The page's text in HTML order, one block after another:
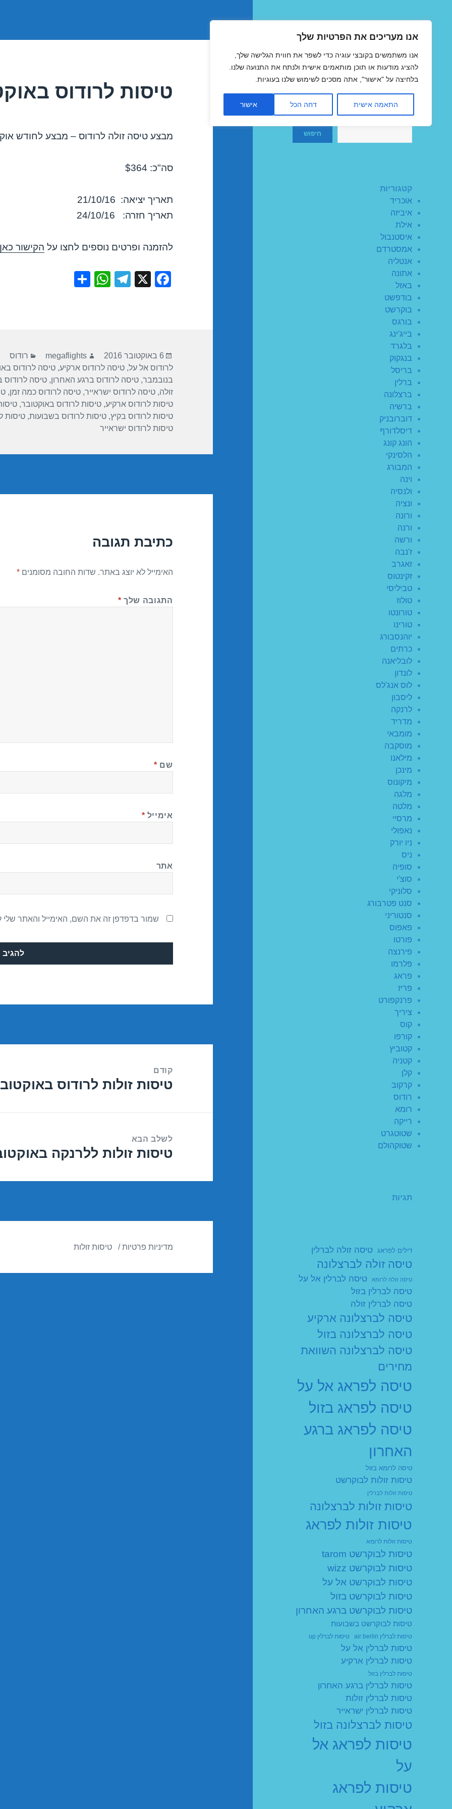
אנו מעריכים את הפרטיות שלך
אנו משתמשים בקובצי עוגיה כדי לשפר את חווית הגלישה שלך,
להציג מודעות או תוכן מותאמים אישית ולנתח את התנועה שלנו.
בלחיצה על "אישור", אתה מסכים לשימוש שלנו בעוגיות.
התאמה אישית דחה הכל אישור
MegaFlights טיסות מוזלות
חיפוש
חיפוש
קטגוריות
אוכריד
איביזה
אילת
איסטנבול
אמסטרדם
אנטליה
אתונה
באזל
בודפשט
בוקרשט
בורגס
בייג'ינג
בלגרד
בנגקוק
בריסל
ברלין
ברצלונה
ברשיה
דוברובניק
דיסלדורף
הונג קונג
הלסינקי
המבורג
וינה
ולנסיה
ונציה
ורונה
ורנה
ורשה
ז'נבה
זאגרב
זקינטוס
טביליסי
טולוז
טורונטו
טורינו
יוהנסבורג
כרתים
לובליאנה
לונדון
לוס אנג'לס
ליסבון
לרנקה
מדריד
מומבאי
מוסקבה
מילאנו
מינכן
מיקונוס
מלגה
מלטה
מרסיי
נאפולי
ניו יורק
ניס
סופיה
סוצ'י
סלוניקי
סנט פטרבורג
סנטוריני
פאפוס
פורטו
פירנצה
פלרמו
פראג
פריז
פרנקפורט
ציריך
קוס
קורפו
קטוביץ
קטניה
קלן
קרקוב
רודוס
רומא
רייקה
שטוטגרט
שטוקהולם
תגיות
דילים לפראג טיסה זולה לברלין
טיסה זולה לברצלונה
טיסה זולה לרומא
טיסה לברלין אל על
טיסה לברלין בזול
טיסה לברלין זולה
טיסה לברצלונה ארקיע
טיסה לברצלונה בזול
טיסה לברצלונה השוואת
מחירים
טיסה לפראג אל על
טיסה לפראג בזול
טיסה לפראג ברגע
האחרון
טיסה לרומא בזול
טיסות זולות לבוקרשט
טיסות זולות לברלין
טיסות זולות לברצלונה
טיסות זולות לפראג
טיסות זולות לרומא
טיסות לבוקרשט tarom
טיסות לבוקרשט wizz
טיסות לבוקרשט אל על
טיסות לבוקרשט בזול
טיסות לבוקרשט ברגע האחרון
טיסות לבוקרשט בשבועות
טיסות לברלין air berlin טיסות לברלין up
טיסות לברלין אל על
טיסות לברלין ארקיע
טיסות לברלין בזול
טיסות לברלין ברגע האחרון
טיסות לברלין זולות
טיסות לברלין ישראייר
טיסות לברצלונה בזול
טיסות לפראג אל
על
טיסות לפראג
טיסות לרודוס באוקטובר
מבצע טיסה זולה לרודוס – מבצע לחודש
סה"כ: $364
תאריך יציאה: 21/10/16
תאריך חזרה: 24/10/16
להזמנה ופרטים נוספים לחצו על הקישור
F
o
o
k
X
T
m
W
p
p
פורסם
בתאריך
6 באוקטובר 2016 מחבר
megaflights
רודוס
לרודוס אל על,טיסה לרודוס ארקיע,טיסה לרודוס
בנובמבר,טיסה לרודוס ברגע האחרון,טיסה לרודוס
זולה,טיסה לרודוס ישראייר,טיסה לרודוס כמה זמן,
טיסות לרודוס ארקיע,טיסות לרודוס באוקטובר,
טיסות לרודוס בקיץ,טיסות לרודוס בשבועות,טיסות
טיסות לרודוס ישראייר
כתיבת תגובה
האימייל לא יוצג באתר. שדות החובה מסומנים*
התגובה שלך *
שם *
אימייל *
אתר
שמור בדפדפן זה את השם, האימייל והאתר
קודם
הפוסט
טיסות זולות לרודוס באוקטובר 09/10/
לשלב הבא
הפוסט
טיסות זולות ללרנקה באוקטובר 17/10/
מדיניות פרטיות טיסות זולות